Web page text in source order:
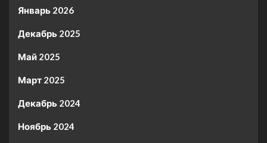
Январь 2026
Декабрь 2025
Май 2025
Март 2025
Декабрь 2024
Ноябрь 2024